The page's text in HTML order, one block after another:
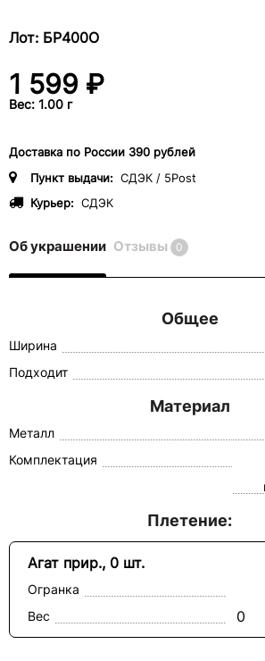
Лот: БР400О
1 599 ₽
Вес: 1.00 г
Доставка по России 390 рублей
Пункт выдачи: СДЭК / 5Post
Курьер: СДЭК
Об украшении Отзывы 0
Общее
Ширина
Подходит
Материал
Металл
Комплектация
Плетение:
Агат прир., 0 шт.
Огранка
Вес
0